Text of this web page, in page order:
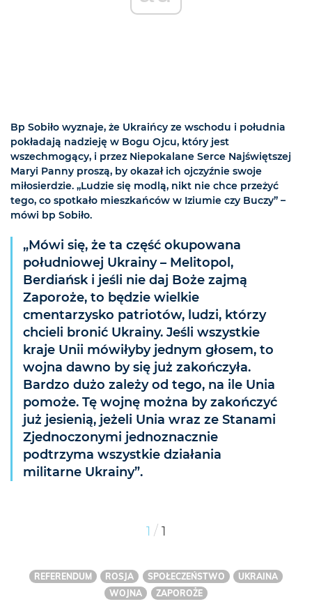
Bp Sobiło wyznaje, że Ukraińcy ze wschodu i południa
pokładają nadzieję w Bogu Ojcu, który jest
wszechmogący, i przez Niepokalane Serce Najświętszej
Maryi Panny proszą, by okazał ich ojczyźnie swoje
miłosierdzie. „Ludzie się modlą, nikt nie chce przeżyć
tego, co spotkało mieszkańców w Iziumie czy Buczy” –
mówi bp Sobiło.
„Mówi się, że ta część okupowana
południowej Ukrainy – Melitopol,
Berdiańsk i jeśli nie daj Boże zajmą
Zaporoże, to będzie wielkie
cmentarzysko patriotów, ludzi, którzy
chcieli bronić Ukrainy. Jeśli wszystkie
kraje Unii mówiłyby jednym głosem, to
wojna dawno by się już zakończyła.
Bardzo dużo zależy od tego, na ile Unia
pomoże. Tę wojnę można by zakończyć
już jesienią, jeżeli Unia wraz ze Stanami
Zjednoczonymi jednoznacznie
podtrzyma wszystkie działania
militarne Ukrainy”.
1 / 1
REFERENDUM ROSJA SPOŁECZEŃSTWO
UKRAINA
WOJNA
ZAPOROŻE